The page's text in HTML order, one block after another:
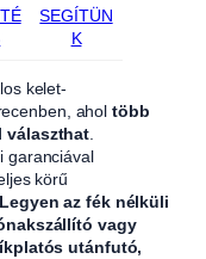
SEGÍTÜN
K
kelet-
aholtöbb
választhat.
garanciával
körű
Legyen az fék nélküli
vagy
utánfutó,